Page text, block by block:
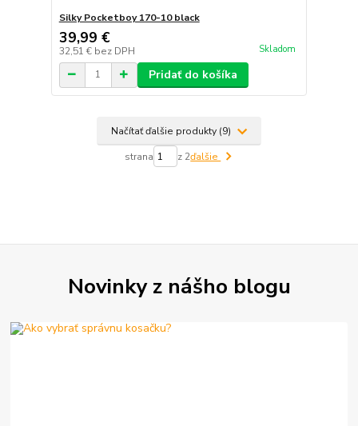
Silky Pocketboy 170-10 black
39,99 €
32,51 € bez DPH Skladom
Pridať do košíka
Načítať ďalšie produkty (9)
strana z 2ďalšie
Novinky z nášho blogu